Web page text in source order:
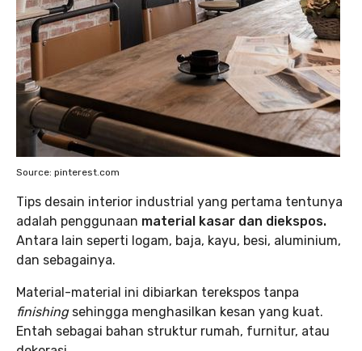
Source: pinterest.com
Tips desain interior industrial yang pertama tentunya
adalah penggunaan material kasar dan diekspos.
Antara lain seperti logam, baja, kayu, besi, aluminium,
dan sebagainya.
Material-material ini dibiarkan terekspos tanpa
finishingsehingga menghasilkan kesan yang kuat.
Entah sebagai bahan struktur rumah, furnitur, atau